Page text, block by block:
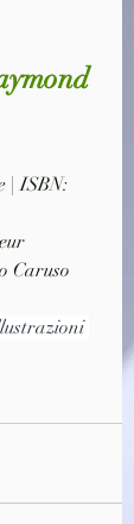
| ISBN:
Caruso